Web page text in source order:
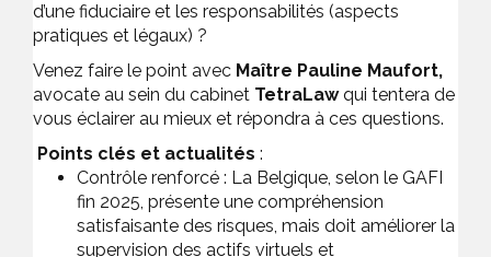
d’une fiduciaire et les responsabilités (aspects
pratiques et légaux) ?
Venez faire le point avec Maître Pauline Maufort,
avocate au sein du cabinet TetraLawqui tentera de
vous éclairer au mieux et répondra à ces questions.
Points clés et actualités :
Contrôle renforcé : La Belgique, selon le GAFI
fin 2025, présente une compréhension
satisfaisante des risques, mais doit améliorer la
supervision des actifs virtuels et